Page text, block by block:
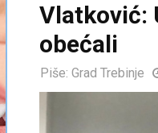
Vlatković:
obećali
Piše: Grad Trebinje